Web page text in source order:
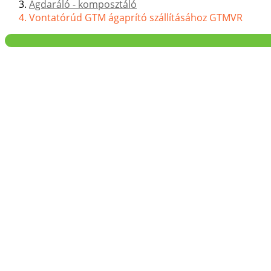
Ágdaráló - komposztáló
Vontatórúd GTM ágaprító szállításához GTMVR